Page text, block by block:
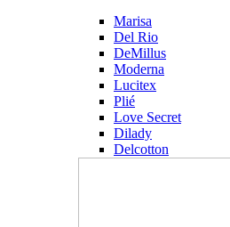
Marisa
Del Rio
DeMillus
Moderna
Lucitex
Plié
Love Secret
Dilady
Delcotton